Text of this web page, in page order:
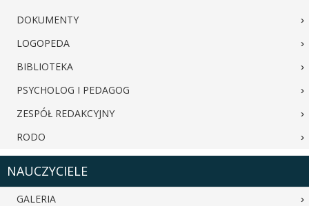
DOKUMENTY
LOGOPEDA
BIBLIOTEKA
PSYCHOLOG I PEDAGOG
ZESPÓŁ REDAKCYJNY
RODO
NAUCZYCIELE
GALERIA